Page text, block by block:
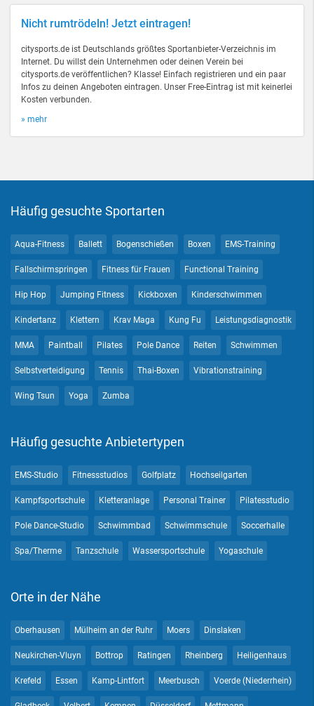
Nicht rumtrödeln! Jetzt eintragen!
citysports.de ist Deutschlands größtes Sportanbieter-Verzeichnis im
Internet. Du willst dein Unternehmen oder deinen Verein bei
citysports.de veröffentlichen? Klasse! Einfach registrieren und ein paar
Infos zu deinen Angeboten eintragen. Unser Free-Eintrag ist mit keinerlei
Kosten verbunden.
» mehr
Häufig gesuchte Sportarten
Aqua-Fitness Ballett Bogenschießen Boxen EMS-Training
Fallschirmspringen Fitness für Frauen Functional Training
Hip Hop Jumping Fitness Kickboxen Kinderschwimmen
Kindertanz Klettern Krav Maga Kung Fu Leistungsdiagnostik
MMA Paintball Pilates Pole Dance Reiten Schwimmen
Selbstverteidigung Tennis Thai-Boxen Vibrationstraining
Wing Tsun Yoga Zumba
Häufig gesuchte Anbietertypen
EMS-Studio Fitnessstudios Golfplatz Hochseilgarten
Kampfsportschule Kletteranlage Personal Trainer Pilatesstudio
Pole Dance-Studio Schwimmbad Schwimmschule Soccerhalle
Spa/Therme Tanzschule Wassersportschule Yogaschule
Orte in der Nähe
Oberhausen Mülheim an der Ruhr Moers Dinslaken
Neukirchen-Vluyn Bottrop Ratingen Rheinberg Heiligenhaus
Krefeld Essen Kamp-Lintfort Meerbusch Voerde (Niederrhein)